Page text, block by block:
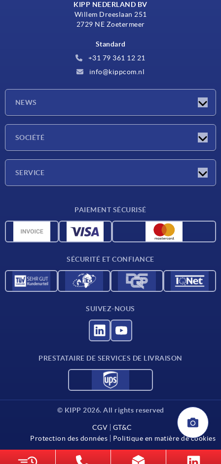
KIPP NEDERLAND BV
Willem Dreeslaan 251
2729 NE Zoetermeer
Standard
+31 79 361 12 21
info@kippcom.nl
NEWS
SOCIÉTÉ
SERVICE
Données CAO
PAIEMENT SÉCURISÉ
SÉCURITÉ ET CONFIANCE
SUIVEZ-NOUS
PRESTATAIRE DE SERVICES DE LIVRAISON
© KIPP 2026. All rights reserved
CGV
GT&C
Protection des données
Politique en matière de cookies